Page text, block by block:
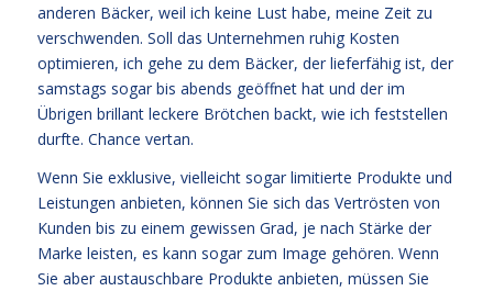
anderen Bäcker, weil ich keine Lust habe, meine Zeit zu
verschwenden. Soll das Unternehmen ruhig Kosten
optimieren, ich gehe zu dem Bäcker, der lieferfähig ist, der
samstags sogar bis abends geöffnet hat und der im
Übrigen brillant leckere Brötchen backt, wie ich feststellen
durfte. Chance vertan.
Wenn Sie exklusive, vielleicht sogar limitierte Produkte und
Leistungen anbieten, können Sie sich das Vertrösten von
Kunden bis zu einem gewissen Grad, je nach Stärke der
Marke leisten, es kann sogar zum Image gehören. Wenn
Sie aber austauschbare Produkte anbieten, müssen Sie